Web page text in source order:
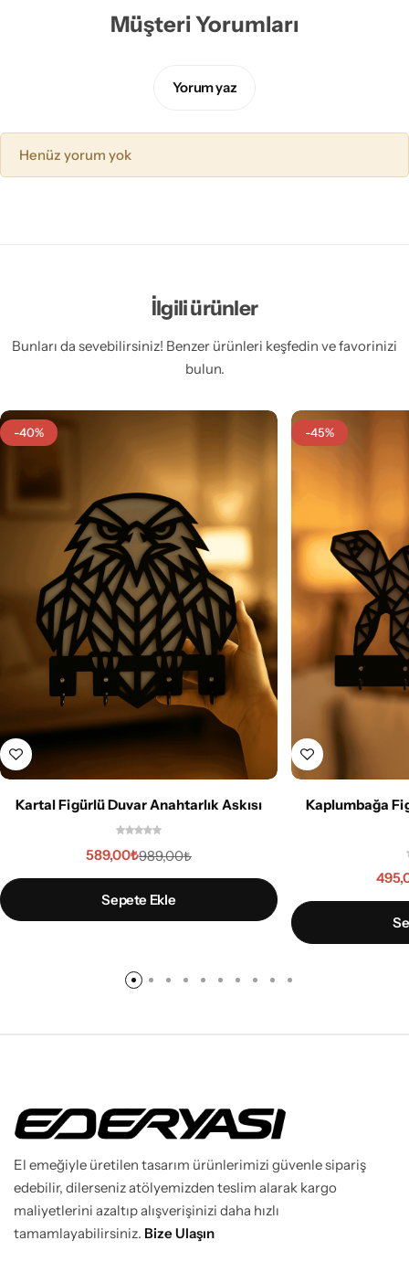
Müşteri Yorumları
Yorum yaz
Henüz yorum yok
İlgili ürünler
Bunları da sevebilirsiniz! Benzer ürünleri keşfedin ve favorinizi
bulun.
-40%
Kartal Figürlü Duvar Anahtarlık Askısı
989,00₺
589,00₺
Sepete Ekle
-45%
Kaplumbağa
El emeğiyle üretilen tasarım ürünlerimizi güvenle sipariş
edebilir, dilerseniz atölyemizden teslim alarak kargo
maliyetlerini azaltıp alışverişinizi daha hızlı
tamamlayabilirsiniz. Bize Ulaşın